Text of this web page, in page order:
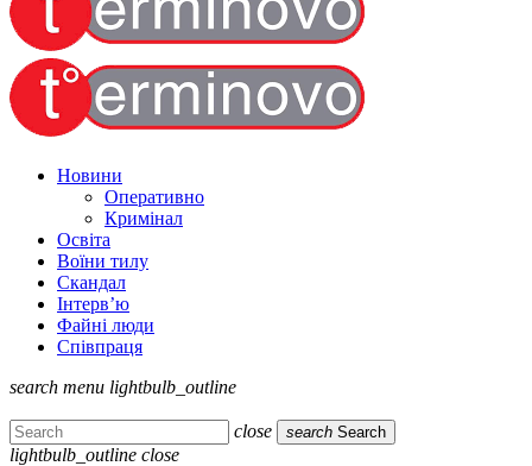
Новини
Оперативно
Кримінал
Освіта
Воїни тилу
Скандал
Інтерв’ю
Файні люди
Співпраця
search menu lightbulb_outline
close search Search
lightbulb_outline close